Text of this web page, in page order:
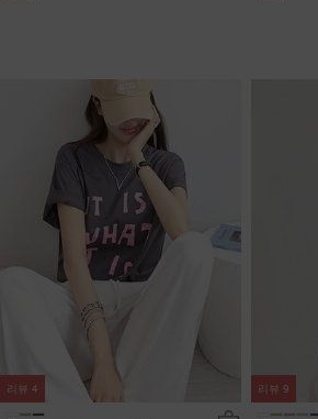
리뷰 4 리뷰 9